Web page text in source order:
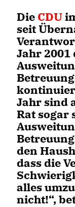
Die CDU
seit
Jahr
Jahr sind
Rat sogar
den
dass die
alles
nicht!“,